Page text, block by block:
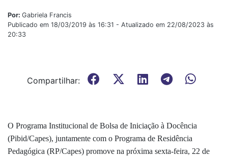
Por: Gabriela Francis
Publicado em 18/03/2019 às 16:31 - Atualizado em 22/08/2023 às
20:33
Compartilhar:
O Programa Institucional de Bolsa de Iniciação à Docência
(Pibid/Capes), juntamente com o Programa de Residência
Pedagógica (RP/Capes) promove na próxima sexta-feira, 22 de